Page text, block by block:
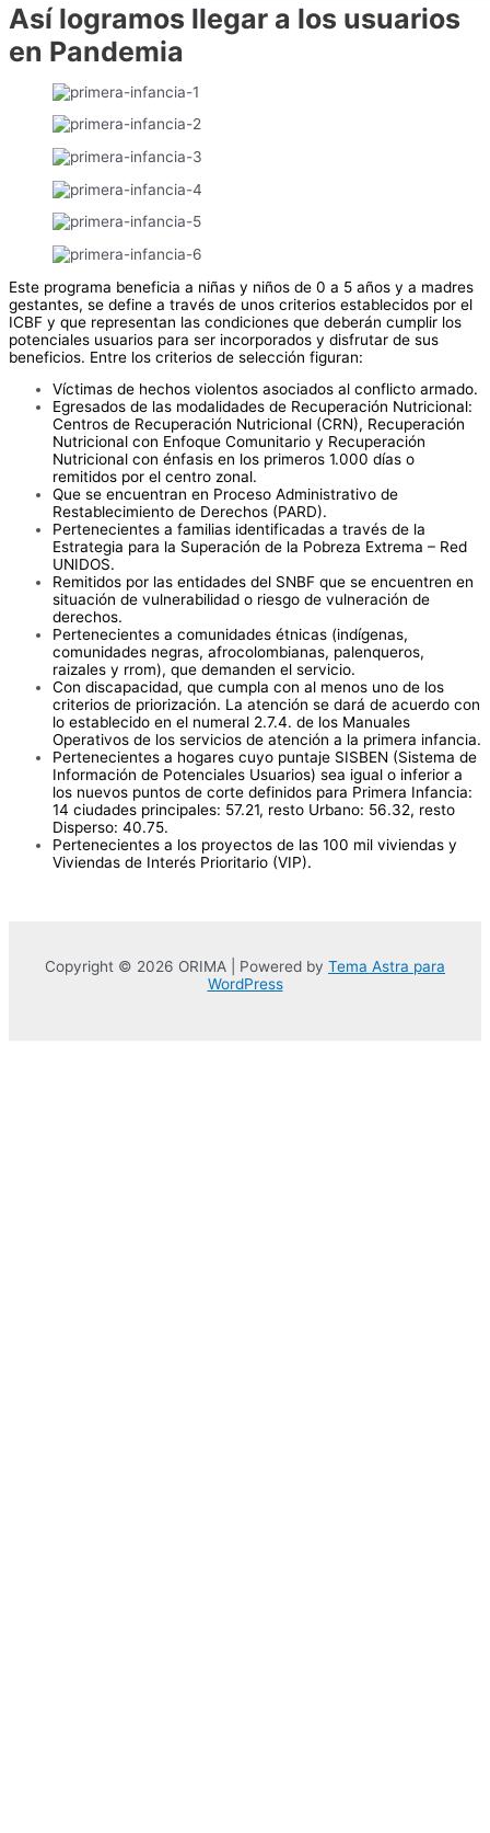
Así logramos llegar a los usuarios
en Pandemia
Este programa beneficia a niñas y niños de 0 a 5 años y a madres
gestantes, se define a través de unos criterios establecidos por el
ICBF y que representan las condiciones que deberán cumplir los
potenciales usuarios para ser incorporados y disfrutar de sus
beneficios. Entre los criterios de selección figuran:
Víctimas de hechos violentos asociados al conflicto armado.
Egresados de las modalidades de Recuperación Nutricional:
Centros de Recuperación Nutricional (CRN), Recuperación
Nutricional con Enfoque Comunitario y Recuperación
Nutricional con énfasis en los primeros 1.000 días o
remitidos por el centro zonal.
Que se encuentran en Proceso Administrativo de
Restablecimiento de Derechos (PARD).
Pertenecientes a familias identificadas a través de la
Estrategia para la Superación de la Pobreza Extrema – Red
UNIDOS.
Remitidos por las entidades del SNBF que se encuentren en
situación de vulnerabilidad o riesgo de vulneración de
derechos.
Pertenecientes a comunidades étnicas (indígenas,
comunidades negras, afrocolombianas, palenqueros,
raizales y rrom), que demanden el servicio.
Con discapacidad, que cumpla con al menos uno de los
criterios de priorización. La atención se dará de acuerdo con
lo establecido en el numeral 2.7.4. de los Manuales
Operativos de los servicios de atención a la primera infancia.
Pertenecientes a hogares cuyo puntaje SISBEN (Sistema de
Información de Potenciales Usuarios) sea igual o inferior a
los nuevos puntos de corte definidos para Primera Infancia:
14 ciudades principales: 57.21, resto Urbano: 56.32, resto
Disperso: 40.75.
Pertenecientes a los proyectos de las 100 mil viviendas y
Viviendas de Interés Prioritario (VIP).
Copyright © 2026 ORIMA | Powered by Tema Astra para
WordPress